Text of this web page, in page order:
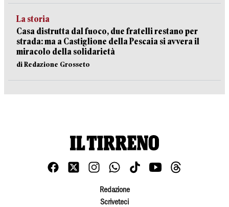
La storia
Casa distrutta dal fuoco, due fratelli restano per
strada: ma a Castiglione della Pescaia si avvera il
miracolo della solidarietà
di Redazione Grosseto
Redazione
Scriveteci